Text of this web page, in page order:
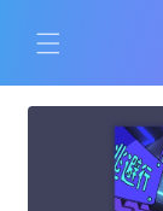
ンツに
進む
商品情